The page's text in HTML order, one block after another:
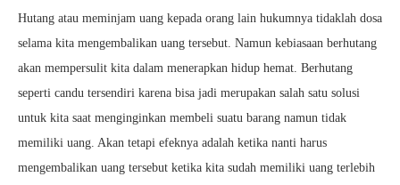
Hutang atau meminjam uang kepada orang lain hukumnya tidaklah dosa
selama kita mengembalikan uang tersebut. Namun kebiasaan berhutang
akan mempersulit kita dalam menerapkan hidup hemat. Berhutang
seperti candu tersendiri karena bisa jadi merupakan salah satu solusi
untuk kita saat menginginkan membeli suatu barang namun tidak
memiliki uang. Akan tetapi efeknya adalah ketika nanti harus
mengembalikan uang tersebut ketika kita sudah memiliki uang terlebih